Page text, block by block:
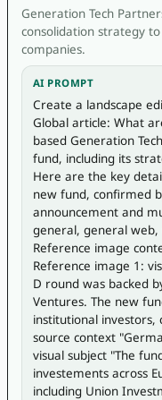
Generation Tech
consolidation strategy
companies.
AI PROMPT
Create a landscape
Global article: What
based Generation
fund, including its
Here are the key
new fund, confirmed
announcement and
general, general
Reference image
Reference image 1:
D round was backed
Ventures. The new
institutional investors,
source context
visual subject "The
investements across
including Union